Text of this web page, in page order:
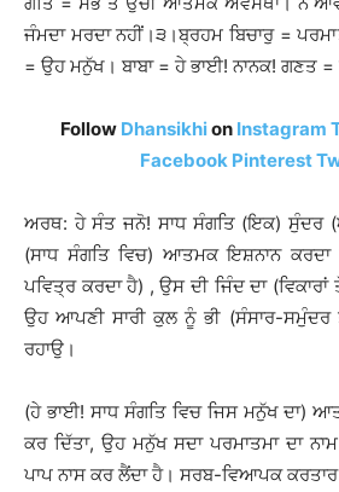
ਜੰਮਦਾ ਮਰਦਾ ਨਹੀਂ।੩।ਬ੍ਰਹਮ ਬਿਚਾਰੁ =
= ਉਹ ਮਨੁੱਖ। ਬਾਬਾ = ਹੇ ਭਾਈ! ਨਾਨਕ! ਗਣਤ =
Follow Dhansikhion Instagram
Facebook Pinterest
ਅਰਥ: ਹੇ ਸੰਤ ਜਨੋ! ਸਾਧ ਸੰਗਤਿ (ਇਕ) ਸੁੰਦਰ
(ਸਾਧ ਸੰਗਤਿ ਵਿਚ) ਆਤਮਕ ਇਸ਼ਨਾਨ
ਪਵਿਤ੍ਰ ਕਰਦਾ ਹੈ) , ਉਸ ਦੀ ਜਿੰਦ ਦਾ (ਵਿਕਾਰਾਂ
ਉਹ ਆਪਣੀ ਸਾਰੀ ਕੁਲ ਨੂੰ ਭੀ (ਸੰਸਾਰ-ਸਮੁੰਦਰ
ਰਹਾਉ।
(ਹੇ ਭਾਈ! ਸਾਧ ਸੰਗਤਿ ਵਿਚ ਜਿਸ ਮਨੁੱਖ ਦਾ)
ਕਰ ਦਿੱਤਾ, ਉਹ ਮਨੁੱਖ ਸਦਾ ਪਰਮਾਤਮਾ ਦਾ
ਪਾਪ ਨਾਸ ਕਰ ਲੈਂਦਾ ਹੈ। ਸਰਬ-ਵਿਆਪਕ